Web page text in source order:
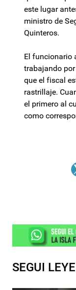
este lugar
ministro de
Quinteros.
El funcionario
trabajando
que el fiscal
rastrillaje.
el primero al
como
SEGUI